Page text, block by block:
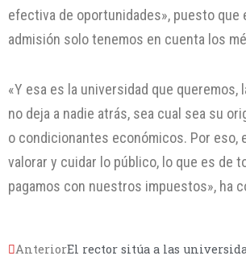
efectiva de oportunidades», puesto que
admisión solo tenemos en cuenta los
«Y esa es la universidad que queremos,
no deja a nadie atrás, sea cual sea su
o condicionantes económicos. Por eso,
valorar y cuidar lo público, lo que es de
pagamos con nuestros impuestos», ha
AnteriorEl rector sitúa a las